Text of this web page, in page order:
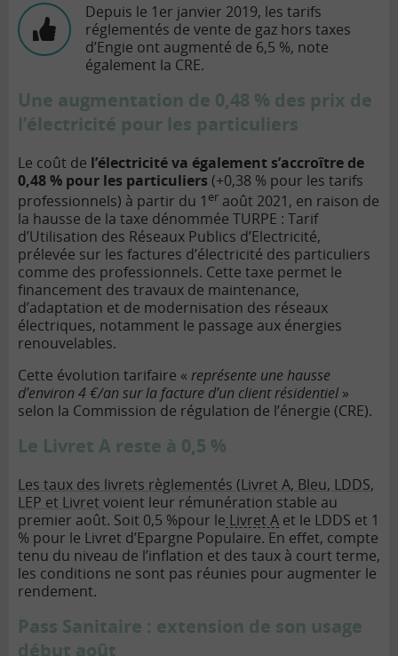
Depuis le 1er janvier 2019, les tarifs
réglementés de vente de gaz hors taxes
d’Engie ont augmenté de 6,5 %, note
également la CRE.
Une augmentation de 0,48 % des prix de
l’électricité pour les particuliers
Le coût de l’électricité va également s’accroître de
0,48 % pour les particuliers (+0,38 % pour les tarifs
professionnels) à partir du 1 er août 2021, en raison de
la hausse de la taxe dénommée TURPE : Tarif
d’Utilisation des Réseaux Publics d’Electricité,
prélevée sur les factures d’électricité des particuliers
comme des professionnels. Cette taxe permet le
financement des travaux de maintenance,
d’adaptation et de modernisation des réseaux
électriques, notamment le passage aux énergies
renouvelables.
Cette évolution tarifaire « représente une hausse
d’environ 4 €/an sur la facture d’un client résidentiel »
selon la Commission de régulation de l’énergie (CRE).
Le Livret A reste à 0,5 %
Les taux des livrets règlementés (Livret A, Bleu, LDDS,
LEP et Livret voient leur rémunération stable au
premier août. Soit 0,5 %pour le Livret A et le LDDS et 1
% pour le Livret d’Epargne Populaire. En effet, compte
tenu du niveau de l’inflation et des taux à court terme,
les conditions ne sont pas réunies pour augmenter le
rendement.
Pass Sanitaire : extension de son usage
début août